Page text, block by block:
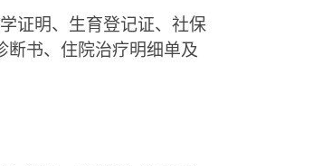
证明、生育登记证、社保
断书、住院治疗明细单及